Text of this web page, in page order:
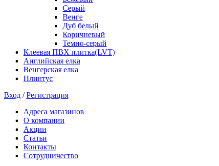
Серый
Венге
Дуб белый
Коричневый
Темно-серый
Клеевая ПВХ плитка(LVT)
Английская елка
Венгерская елка
Плинтус
Вход /Регистрация
Адреса магазинов
О компании
Акции
Статьи
Контакты
Сотрудничество